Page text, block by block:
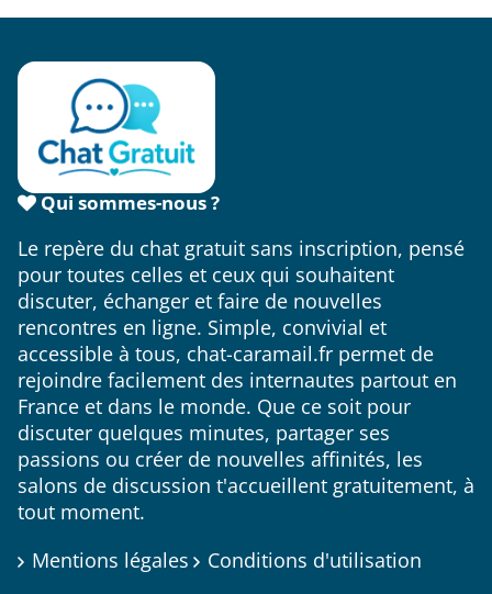
Qui sommes-nous ?
Le repère du chat gratuit sans inscription, pensé
pour toutes celles et ceux qui souhaitent
discuter, échanger et faire de nouvelles
rencontres en ligne. Simple, convivial et
accessible à tous, chat-caramail.fr permet de
rejoindre facilement des internautes partout en
France et dans le monde. Que ce soit pour
discuter quelques minutes, partager ses
passions ou créer de nouvelles affinités, les
salons de discussion t'accueillent gratuitement, à
tout moment.
Mentions légales
Conditions d'utilisation